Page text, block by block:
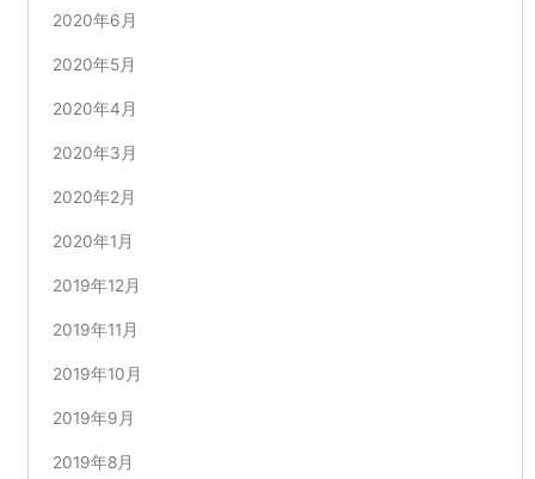
2020年6月
2020年5月
2020年4月
2020年3月
2020年2月
2020年1月
2019年12月
2019年11月
2019年10月
2019年9月
2019年8月